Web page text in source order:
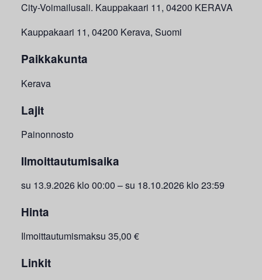
City-Voimailusali. Kauppakaari 11, 04200 KERAVA
Kauppakaari 11, 04200 Kerava, Suomi
Paikkakunta
Kerava
Lajit
Painonnosto
Ilmoittautumisaika
su 13.9.2026 klo 00:00 – su 18.10.2026 klo 23:59
Hinta
Ilmoittautumismaksu 35,00 €
Linkit